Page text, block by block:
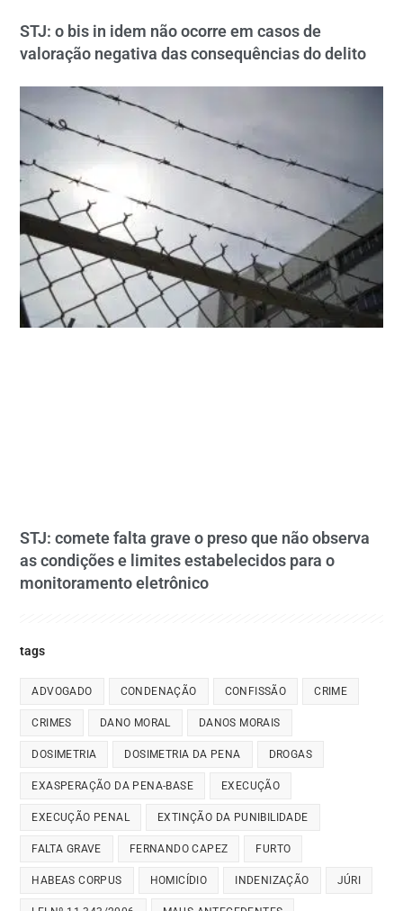
STJ: o bis in idem não ocorre em casos de
valoração negativa das consequências do delito
STJ: comete falta grave o preso que não observa
as condições e limites estabelecidos para o
monitoramento eletrônico
tags
ADVOGADO CONDENAÇÃO CONFISSÃO CRIME
CRIMES DANO MORAL DANOS MORAIS
DOSIMETRIA DOSIMETRIA DA PENA DROGAS
EXASPERAÇÃO DA PENA-BASE EXECUÇÃO
EXECUÇÃO PENAL EXTINÇÃO DA PUNIBILIDADE
FALTA GRAVE FERNANDO CAPEZ FURTO
HABEAS CORPUS HOMICÍDIO INDENIZAÇÃO JÚRI